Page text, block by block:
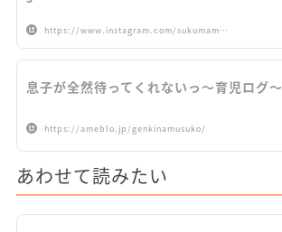
https://www.instagram.com/sukumam…
息子が全然待ってくれないっ～育児ログ～
https://ameblo.jp/genkinamusuko/
あわせて読みたい